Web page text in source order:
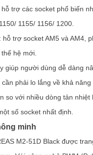
trợ các socket phổ biến
1155/ 1156/ 1200.
hỗ trợ socket AM5 và AM4,
hệ mới.
giúp người dùng dễ dàng
cần phải lo lắng về khả
so với nhiều dòng tản nhiệt
số socket nhất định.
minh
M2-51D Black được